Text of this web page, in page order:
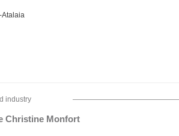
Atalaia
industry
Christine Monfort